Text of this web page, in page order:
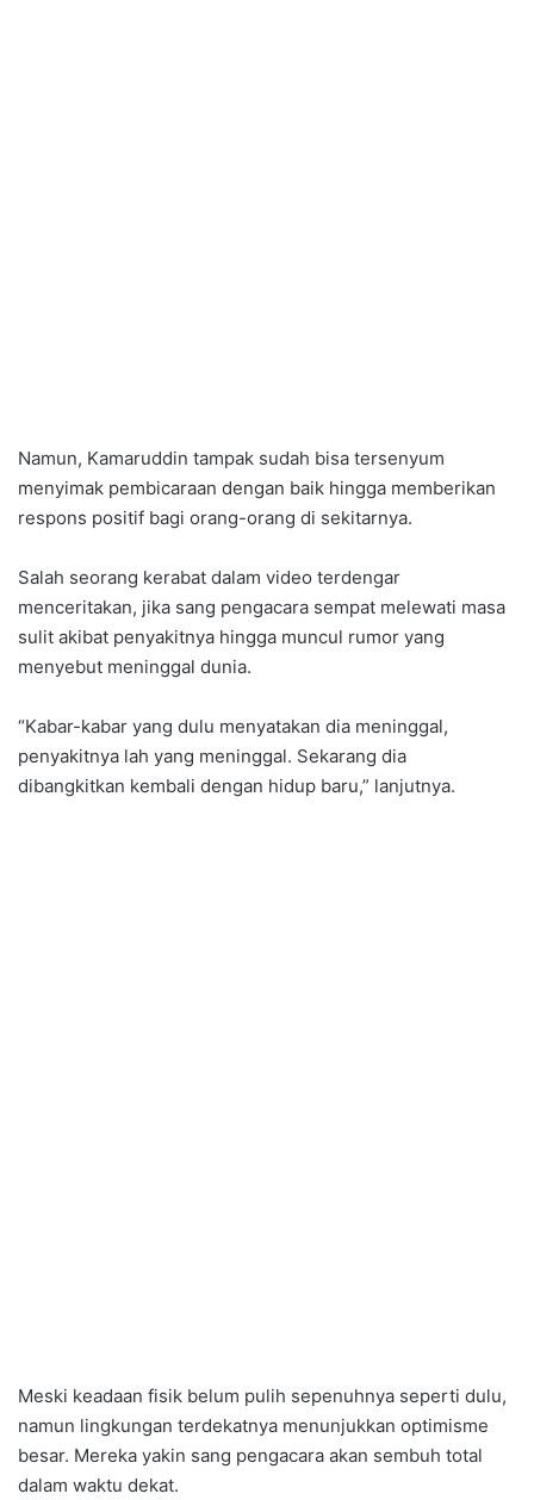
Namun, Kamaruddin tampak sudah bisa tersenyum
menyimak pembicaraan dengan baik hingga memberikan
respons positif bagi orang-orang di sekitarnya.
Salah seorang kerabat dalam video terdengar
menceritakan, jika sang pengacara sempat melewati masa
sulit akibat penyakitnya hingga muncul rumor yang
menyebut meninggal dunia.
“Kabar-kabar yang dulu menyatakan dia meninggal,
penyakitnya lah yang meninggal. Sekarang dia
dibangkitkan kembali dengan hidup baru,” lanjutnya.
Meski keadaan fisik belum pulih sepenuhnya seperti dulu,
namun lingkungan terdekatnya menunjukkan optimisme
besar. Mereka yakin sang pengacara akan sembuh total
dalam waktu dekat.